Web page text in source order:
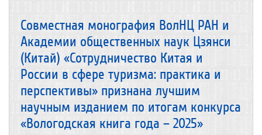
Совместная монография ВолНЦ РАН и
Академии общественных наук Цзянси
(Китай) «Сотрудничество Китая и
России в сфере туризма: практика и
перспективы» признана лучшим
научным изданием по итогам конкурса
«Вологодская книга года – 2025»